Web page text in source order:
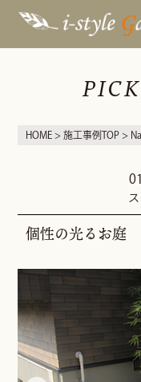
HOME >施工事例TOP >
個性の光るお庭